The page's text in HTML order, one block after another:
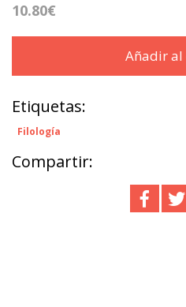
10.80€
Añadir
Etiquetas:
Filología
Compartir: